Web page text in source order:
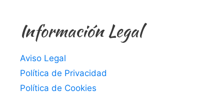
Información Legal
Aviso Legal
Política de Privacidad
Política de Cookies